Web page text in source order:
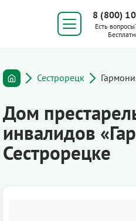
8 (800)
Есть
Сестрорецк
Дом
инвалидов
Сестрорецке